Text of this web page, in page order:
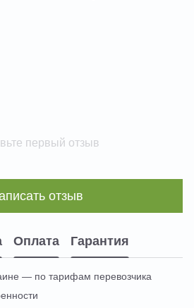
первый отзыв
отзыв
Оплата Гарантия
— по тарифам перевозчика